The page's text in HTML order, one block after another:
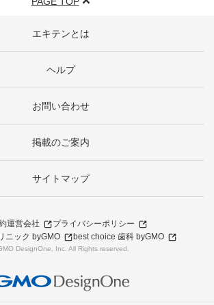
エキテンとは
ヘルプ
お問い合わせ
掲載のご案内
サイトマップ
運営会社
プライバシーポリシー
ニック byGMO
best choice 歯科 byGMO
DesignOne, Inc. All Rights reserved.